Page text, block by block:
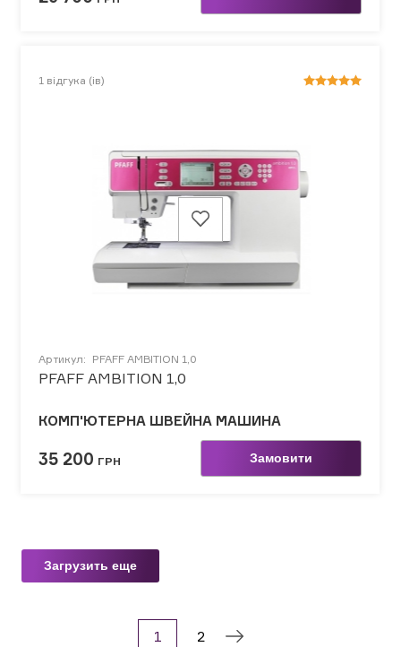
1 відгука (ів)
Артикул: PFAFF AMBITION 1,0
PFAFF AMBITION 1,0
КОМП'ЮТЕРНА ШВЕЙНА МАШИНА
35 200 ГРН Замовити
Загрузить еще
1 2